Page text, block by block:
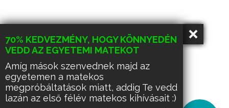
70% KEDVEZMÉNY, HOGY KÖNNYEDÉN
VEDD AZ EGYETEMI MATEKOT
Amíg mások szenvednek majd az
egyetemen a matekos
megpróbáltatások miatt, addig Te vedd
lazán az első félév matekos kihívásait :)